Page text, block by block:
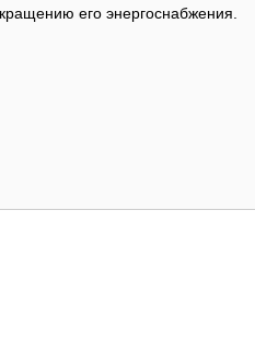
его энергоснабжения.